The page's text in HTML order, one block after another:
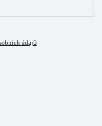
údajů